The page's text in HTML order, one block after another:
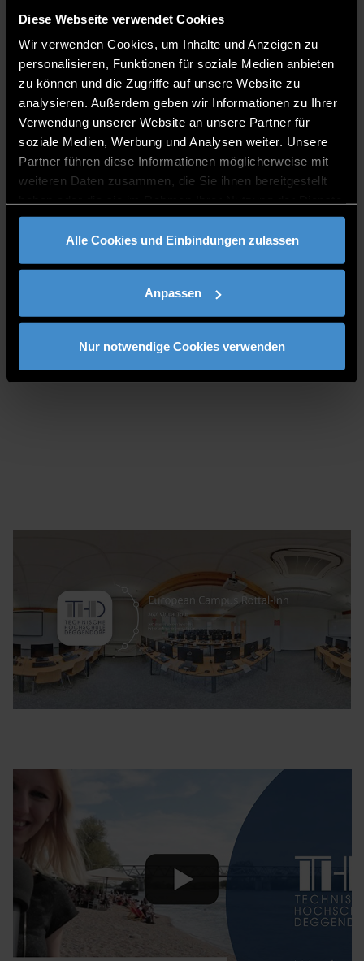
Diese Webseite verwendet Cookies
Wir verwenden Cookies, um Inhalte und Anzeigen zu
personalisieren, Funktionen für soziale Medien anbieten
zu können und die Zugriffe auf unsere Website zu
analysieren. Außerdem geben wir Informationen zu Ihrer
Verwendung unserer Website an unsere Partner für
soziale Medien, Werbung und Analysen weiter. Unsere
Partner führen diese Informationen möglicherweise mit
weiteren Daten zusammen, die Sie ihnen bereitgestellt
gesammelt haben.
Alle Cookies und Einbindungen zulassen
Anpassen
Nur notwendige Cookies verwenden